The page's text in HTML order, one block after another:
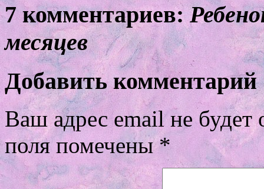
7 комментариев:
месяцев
Добавить комментарий
Ваш адрес email не будет
поля помечены*